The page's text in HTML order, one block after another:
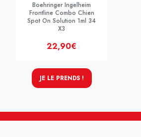
Boehringer Ingelheim
Frontline Combo Chien
Spot On Solution 1ml 34
X3
22,90€
JE LE PRENDS !